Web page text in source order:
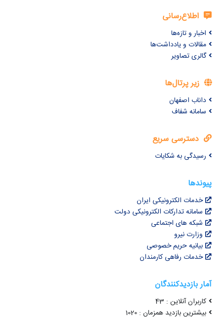
اطلاع‌رسانی
اخبار و تازه‌ها
مقالات و یادداشت‌ها
گالری تصاویر
زیر پرتال‌ها
داناب اصفهان
سامانه شفاف
دسترسی سریع
رسیدگی به شکایات
پیوندها
خدمات الکترونیکی ایران
سامانه تدارکات الکترونیکی دولت
شبکه های اجتماعی
وزارت نیرو
بیانیه حریم خصوصی
خدمات رفاهی کارمندان
آمار بازدیدکنندگان
کاربران آنلاین : 43
بیشترین بازدید همزمان : 1020